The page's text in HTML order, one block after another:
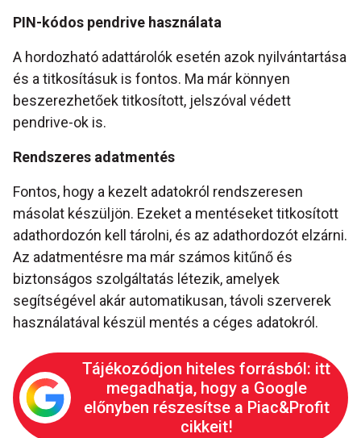
PIN-kódos pendrive használata
A hordozható adattárolók esetén azok nyilvántartása
és a titkosításuk is fontos. Ma már könnyen
beszerezhetőek titkosított, jelszóval védett
pendrive-ok is.
Rendszeres adatmentés
Fontos, hogy a kezelt adatokról rendszeresen
másolat készüljön. Ezeket a mentéseket titkosított
adathordozón kell tárolni, és az adathordozót elzárni.
Az adatmentésre ma már számos kitűnő és
biztonságos szolgáltatás létezik, amelyek
segítségével akár automatikusan, távoli szerverek
használatával készül mentés a céges adatokról.
Tájékozódjon hiteles forrásból: itt
megadhatja, hogy a Google
előnyben részesítse a Piac&Profit
cikkeit!